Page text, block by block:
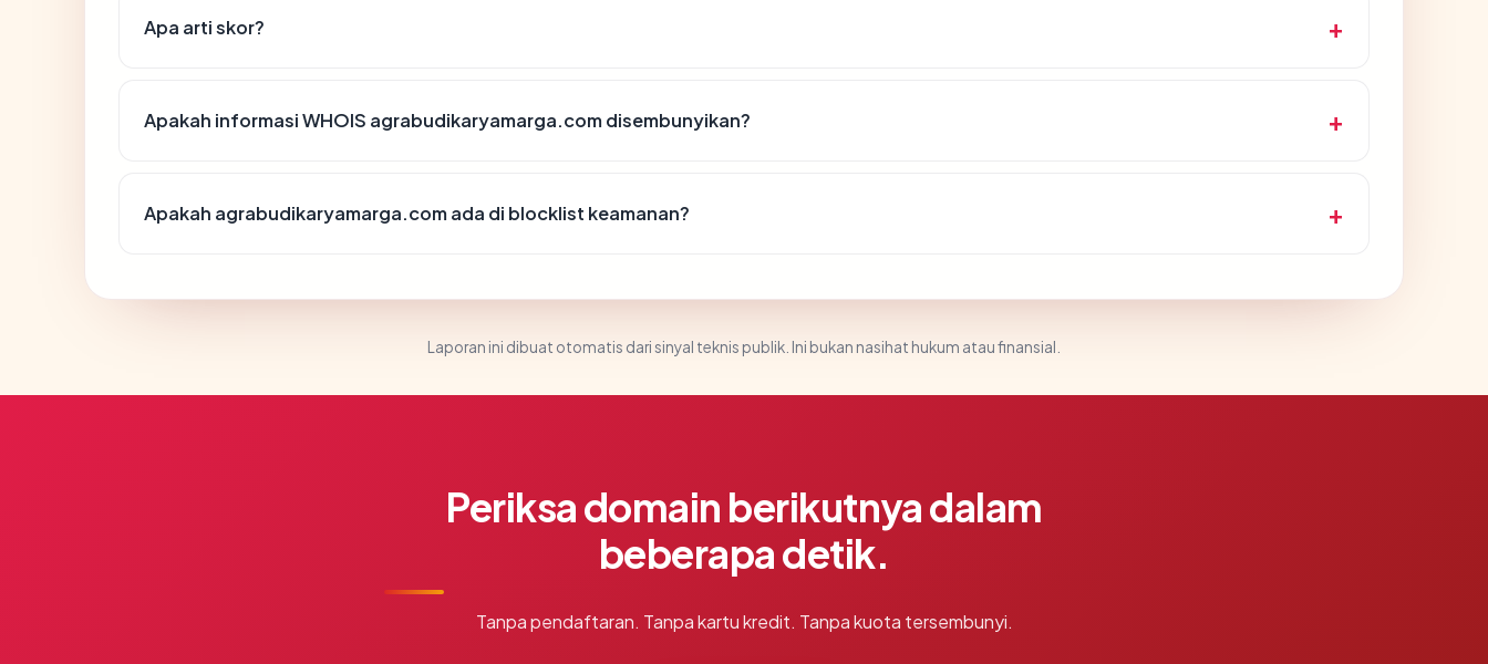
Apa arti skor?
Apakah informasi WHOIS agrabudikaryamarga.com disembunyikan?
Apakah agrabudikaryamarga.com ada di blocklist keamanan?
Laporan ini dibuat otomatis dari sinyal teknis publik. Ini bukan nasihat hukum atau finansial.
Periksa domain berikutnya dalam
beberapa detik.
Tanpa pendaftaran. Tanpa kartu kredit. Tanpa kuota tersembunyi.